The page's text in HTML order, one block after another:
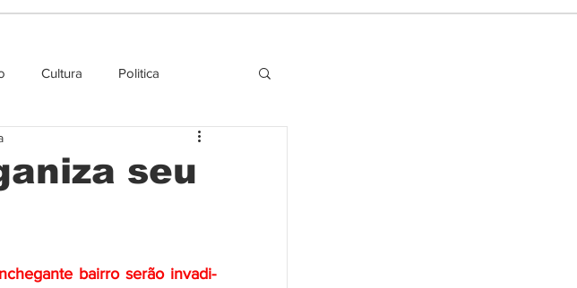
Cultura Politica
seu
bairro serão invadi-